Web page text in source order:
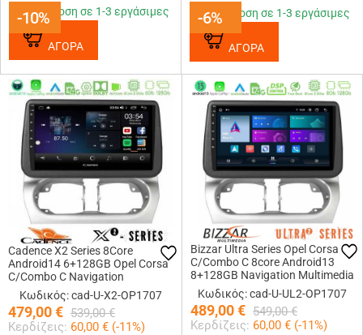
-10%
-10%
Παράδοση σε 1-3 εργάσιμες
ΑΓΟΡΑ
-6%
-6%
Παράδοση σε 1-3 εργάσιμες
ΑΓΟΡΑ
Cadence X2 Series 8Core
Android14 6+128GB Opel Corsa
C/Combo C Navigation
Multimedia Tablet 9
Κωδικός: cad-U-X2-OP1707
479,00€ 539,00 €
Κερδίζεις: 60,00 € (-11%)
Bizzar Ultra Series Opel Corsa
C/Combo C 8core Android13
8+128GB Navigation Multimedia
Tablet 9
Κωδικός: cad-U-UL2-OP1707
489,00€ 549,00 €
Κερδίζεις: 60,00 € (-11%)